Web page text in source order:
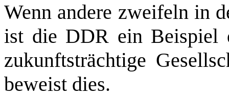
Wenn andere zweifeln in
ist die DDR ein Beispiel
zukunftsträchtige
beweist dies.